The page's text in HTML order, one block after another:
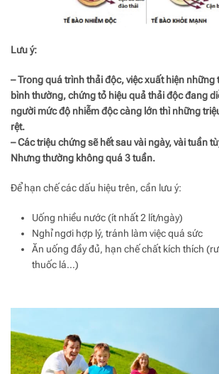
Lưu ý:
– Trong quá trình thải độc, việc xuất hiện những
bình thường, chứng tỏ hiệu quả thải độc đang
người mức độ nhiễm độc càng lớn thì những
rệt.
– Các triệu chứng sẽ hết sau vài ngày, vài tuần
Nhưng thường không quá 3 tuần.
Để hạn chế các dấu hiệu trên, cần lưu ý:
Uống nhiều nước (ít nhất 2 lít/ngày)
Nghỉ ngơi hợp lý, tránh làm việc quá sức
Ăn uống đầy đủ, hạn chế chất kích thích
thuốc lá…)